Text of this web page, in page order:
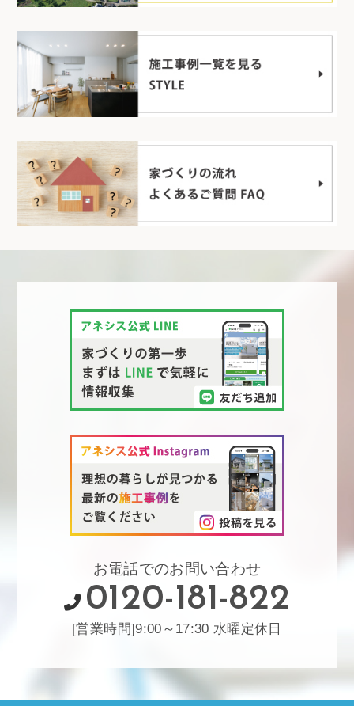
お電話でのお問い合わせ
0120-181-822
[営業時間]9:00～17:30 水曜定休日